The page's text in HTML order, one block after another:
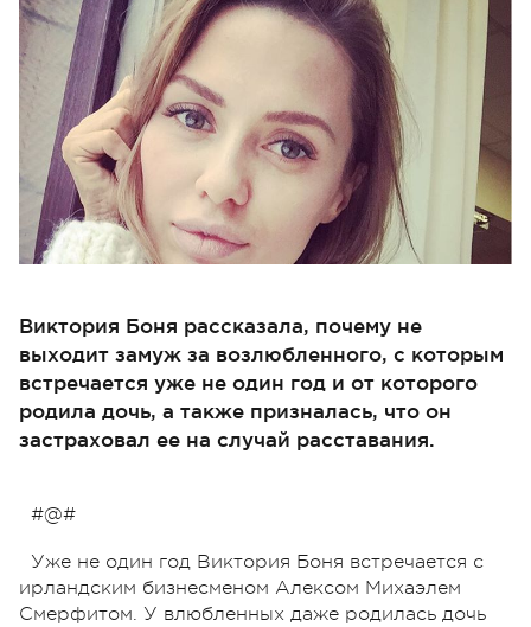
Виктория Боня рассказала, почему не
выходит замуж за возлюбленного, с которым
встречается уже не один год и от которого
родила дочь, а также призналась, что он
застраховал ее на случай расставания.
#@#
Уже не один год Виктория Боня встречается с
ирландским бизнесменом Алексом Михаэлем
Смерфитом. У влюбленных даже родилась дочь